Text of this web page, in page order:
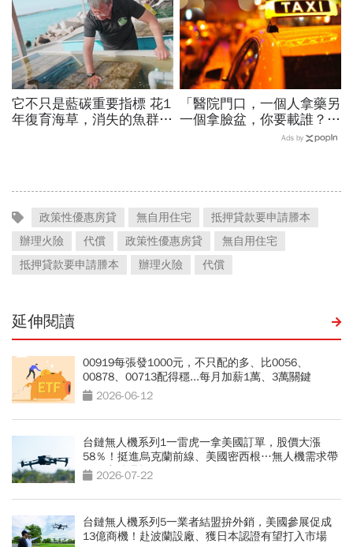
它不只是藍碳重要指標 花1
年復育海草，消失的魚群也
「醫院門口，一個人拿藥另
一個拿臉盆，你要載誰？」
一個計程車司機給我們上了
Ads by
政策性優惠房貸 無自用住宅
抵押貸款要申請謄本
辦理火險
代償 政策性優惠房貸
無自用住宅
抵押貸款要申請謄本
辦理火險 代償
延伸閱讀
00919每張發1000元，不只配的多、比0056、
00878、00713配得穩...每月加薪1萬、3萬關鍵
2026-06-12
台鏈無人機系列1一雷虎一拿美國訂單，股價大漲
58％！挺進烏克蘭前線、美國密西根…無人機需求帶
動供應鏈崛起
2026-07-22
台鏈無人機系列5一業者結盟拚外銷，美國參展促成
13億商機！赴波蘭設廠、獲日本認證有望打入市場